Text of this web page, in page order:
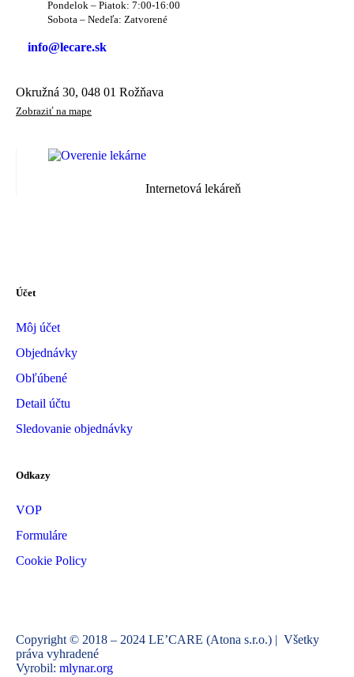
Pondelok – Piatok: 7:00-16:00
Sobota – Nedeľa: Zatvorené
info@lecare.sk
Okružná 30, 048 01 Rožňava
Zobraziť na mape
Internetová lekáreň
Účet
Môj účet
Objednávky
Obľúbené
Detail účtu
Sledovanie objednávky
Odkazy
VOP
Formuláre
Cookie Policy
Copyright © 2018 – 2024 LE’CARE (Atona s.r.o.) | Všetky
práva vyhradené
Vyrobil: mlynar.org